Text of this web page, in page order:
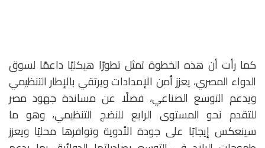
كما رأت أن هذه الخطوة تمثل تطورًا هيكليًا داعمًا لسوق
الدواء المصري، يعزز أمن الإمدادات ويرتقي بالإطار التنظيمي
ويدعم التوسع الصناعي، فضلًا عن مساندة جهود مصر
للتقدم نحو المستوى الرابع للنضج التنظيمي، وهو ما
سينعكس إيجابًا على جودة الأدوية وتوافرها محليًا ويعزز